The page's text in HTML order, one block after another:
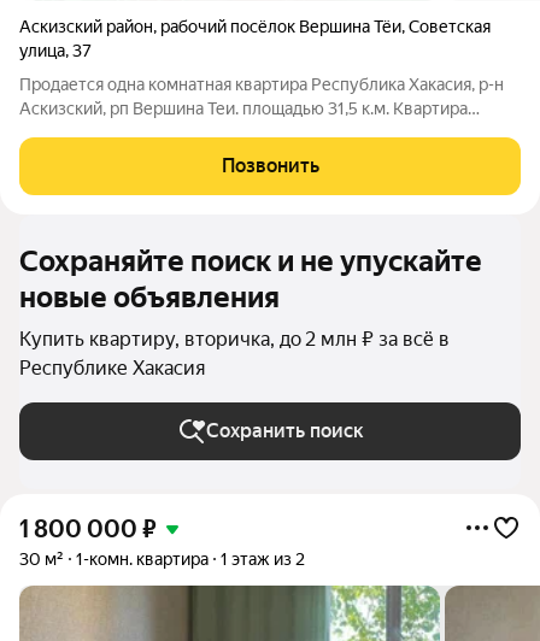
Аскизский район, рабочий посёлок Вершина Тёи,Советская
улица,37
Продается одна комнатная квартира Республика Хакасия, р-н
Аскизский, рп Вершина Теи. площадью 31,5 к.м. Квартира
сдачи в аренду спортсменам. Каждые три месяца приезжают
лыжники со всей России
Позвонить
Сохраняйте поиск и не упускайте
новые объявления
Купить квартиру, вторичка, до 2 млн ₽ за всё в
Республике Хакасия
Сохранить поиск
1 800 000 ₽
30 м² 1-комн. квартира 1 этаж из 2